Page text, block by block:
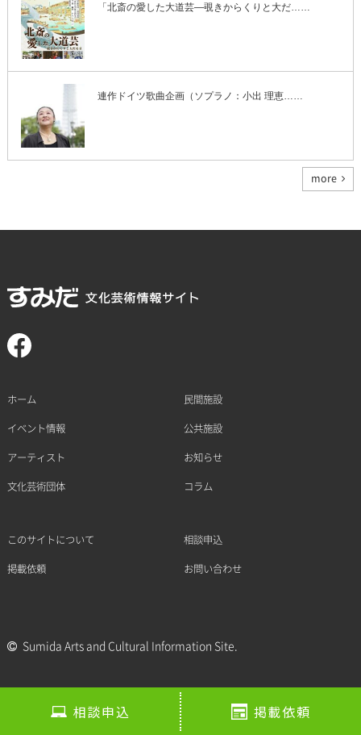
「北斎の愛した大道芸―覗きからくりと大だ……
連作ドイツ歌曲企画（ソプラノ：小出 理恵……
more
相談申込 掲載依頼
ホーム
イベント情報
アーティスト
文化芸術団体
民間施設
公共施設
お知らせ
コラム
このサイトについて
掲載依頼
相談申込
お問い合わせ
Sumida Arts and Cultural Information Site.